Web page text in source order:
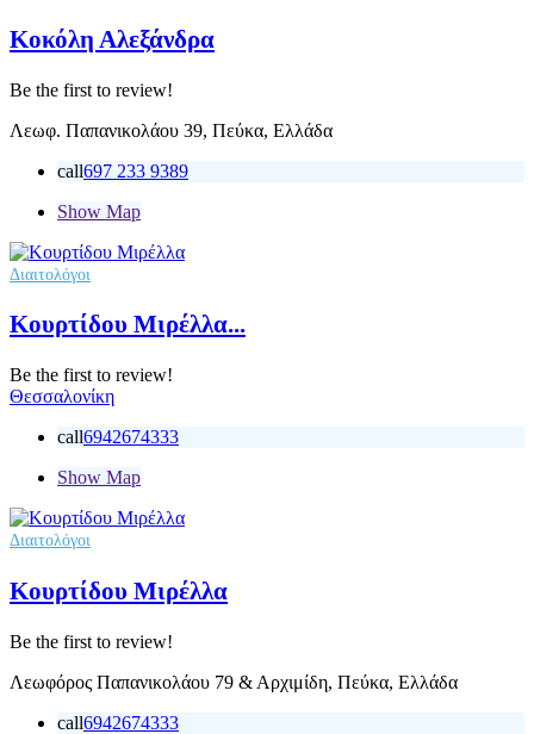
Κοκόλη Αλεξάνδρα
Be the first to review!
Λεωφ. Παπανικολάου 39, Πεύκα, Ελλάδα
call697 233 9389
Show Map
Διαιτολόγοι
Κουρτίδου Μιρέλλα...
Be the first to review!
Θεσσαλονίκη
call6942674333
Show Map
Διαιτολόγοι
Κουρτίδου Μιρέλλα
Be the first to review!
Λεωφόρος Παπανικολάου 79 & Αρχιμίδη, Πεύκα, Ελλάδα
call6942674333